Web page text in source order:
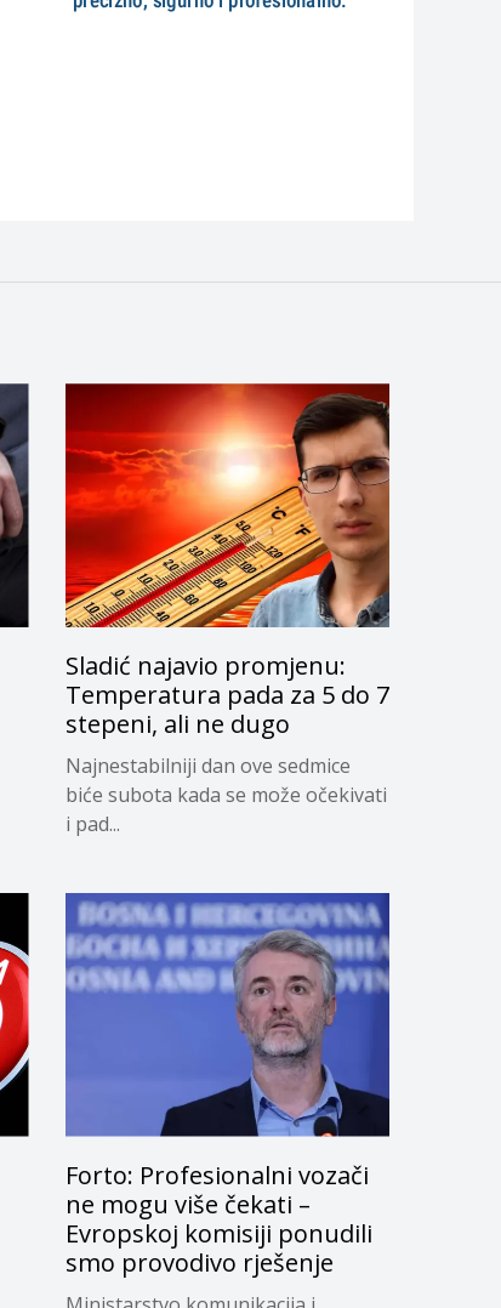
Sladić najavio promjenu:
Temperatura pada za 5 do 7
stepeni, ali ne dugo
Najnestabilniji dan ove sedmice
biće subota kada se može očekivati
i pad...
Forto: Profesionalni vozači
ne mogu više čekati –
Evropskoj komisiji ponudili
smo provodivo rješenje